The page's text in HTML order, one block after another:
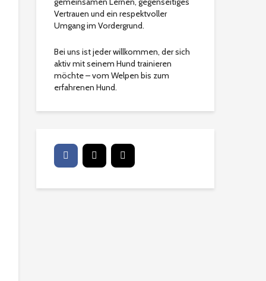
Vertrauen und ein respektvoller
Umgang im Vordergrund.
Bei uns ist jeder willkommen, der sich
aktiv mit seinem Hund trainieren
möchte – vom Welpen bis zum
erfahrenen Hund.